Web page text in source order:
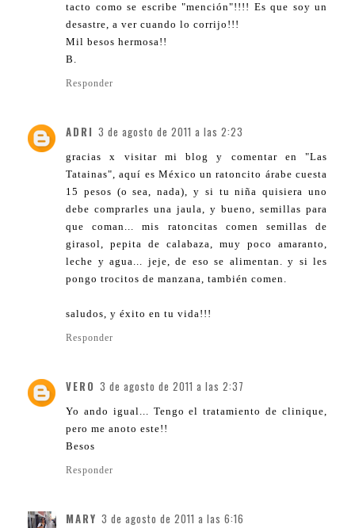
tacto como se escribe "mención"!!!! Es que soy un
desastre, a ver cuando lo corrijo!!!
Mil besos hermosa!!
B.
Responder
ADRI 3 de agosto de 2011 a las 2:23
gracias x visitar mi blog y comentar en "Las
Tatainas", aquí es México un ratoncito árabe cuesta
15 pesos (o sea, nada), y si tu niña quisiera uno
debe comprarles una jaula, y bueno, semillas para
que coman... mis ratoncitas comen semillas de
girasol, pepita de calabaza, muy poco amaranto,
leche y agua... jeje, de eso se alimentan. y si les
pongo trocitos de manzana, también comen.
saludos, y éxito en tu vida!!!
Responder
VERO 3 de agosto de 2011 a las 2:37
Yo ando igual... Tengo el tratamiento de clinique,
pero me anoto este!!
Besos
Responder
MARY 3 de agosto de 2011 a las 6:16